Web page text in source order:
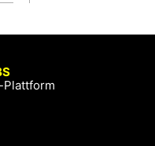
Plattform